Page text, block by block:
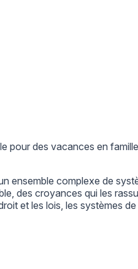
pour des vacances en
ensemble complexe de
des croyances qui les
et les lois, les systèmes